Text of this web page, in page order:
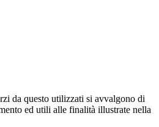
da questo utilizzati si avvalgono di
ed utili alle finalità illustrate nella